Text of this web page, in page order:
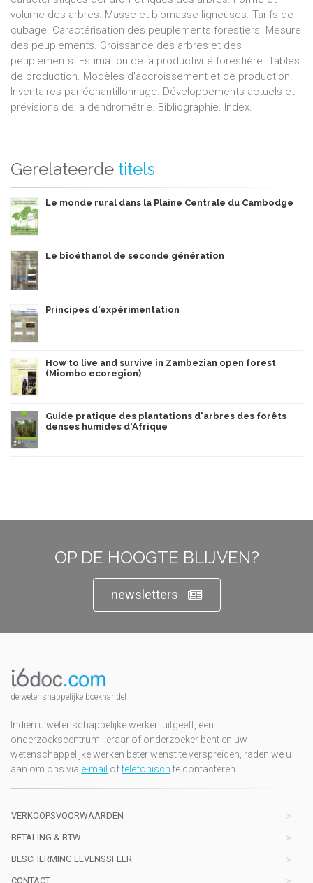
tirés de la grande expérience forestière de l'auteur."
(Sciences forestières)
volume des arbres. Masse et biomasse ligneuses. Tarifs de
cubage. Caractérisation des peuplements forestiers. Mesure
des peuplements. Croissance des arbres et des
peuplements. Estimation de la productivité forestière. Tables
de production. Modèles d'accroissement et de production.
Inventaires par échantillonnage. Développements actuels et
prévisions de la dendrométrie. Bibliographie. Index.
Gerelateerde titels
Le monde rural dans la Plaine Centrale du Cambodge
Le bioéthanol de seconde génération
Principes d'expérimentation
How to live and survive in Zambezian open forest
(Miombo ecoregion)
Guide pratique des plantations d'arbres des forêts
denses humides d'Afrique
OP DE HOOGTE BLIJVEN?
newsletters
de wetenshappelijke boekhandel
Indien u wetenschappelijke werken uitgeeft, een
onderzoekscentrum, leraar of onderzoeker bent en uw
wetenschappelijke werken beter wenst te verspreiden, raden we u
aan om ons via e-mail oftelefonischte contacteren
VERKOOPSVOORWAARDEN
BETALING & BTW
BESCHERMING LEVENSSFEER
CONTACT